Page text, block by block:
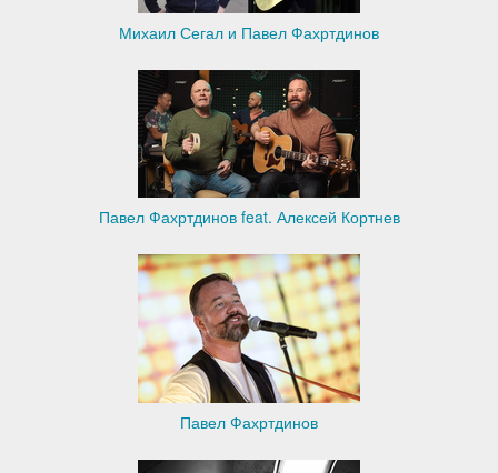
Михаил Сегал и Павел Фахртдинов
Павел Фахртдинов feat. Алексей Кортнев
Павел Фахртдинов